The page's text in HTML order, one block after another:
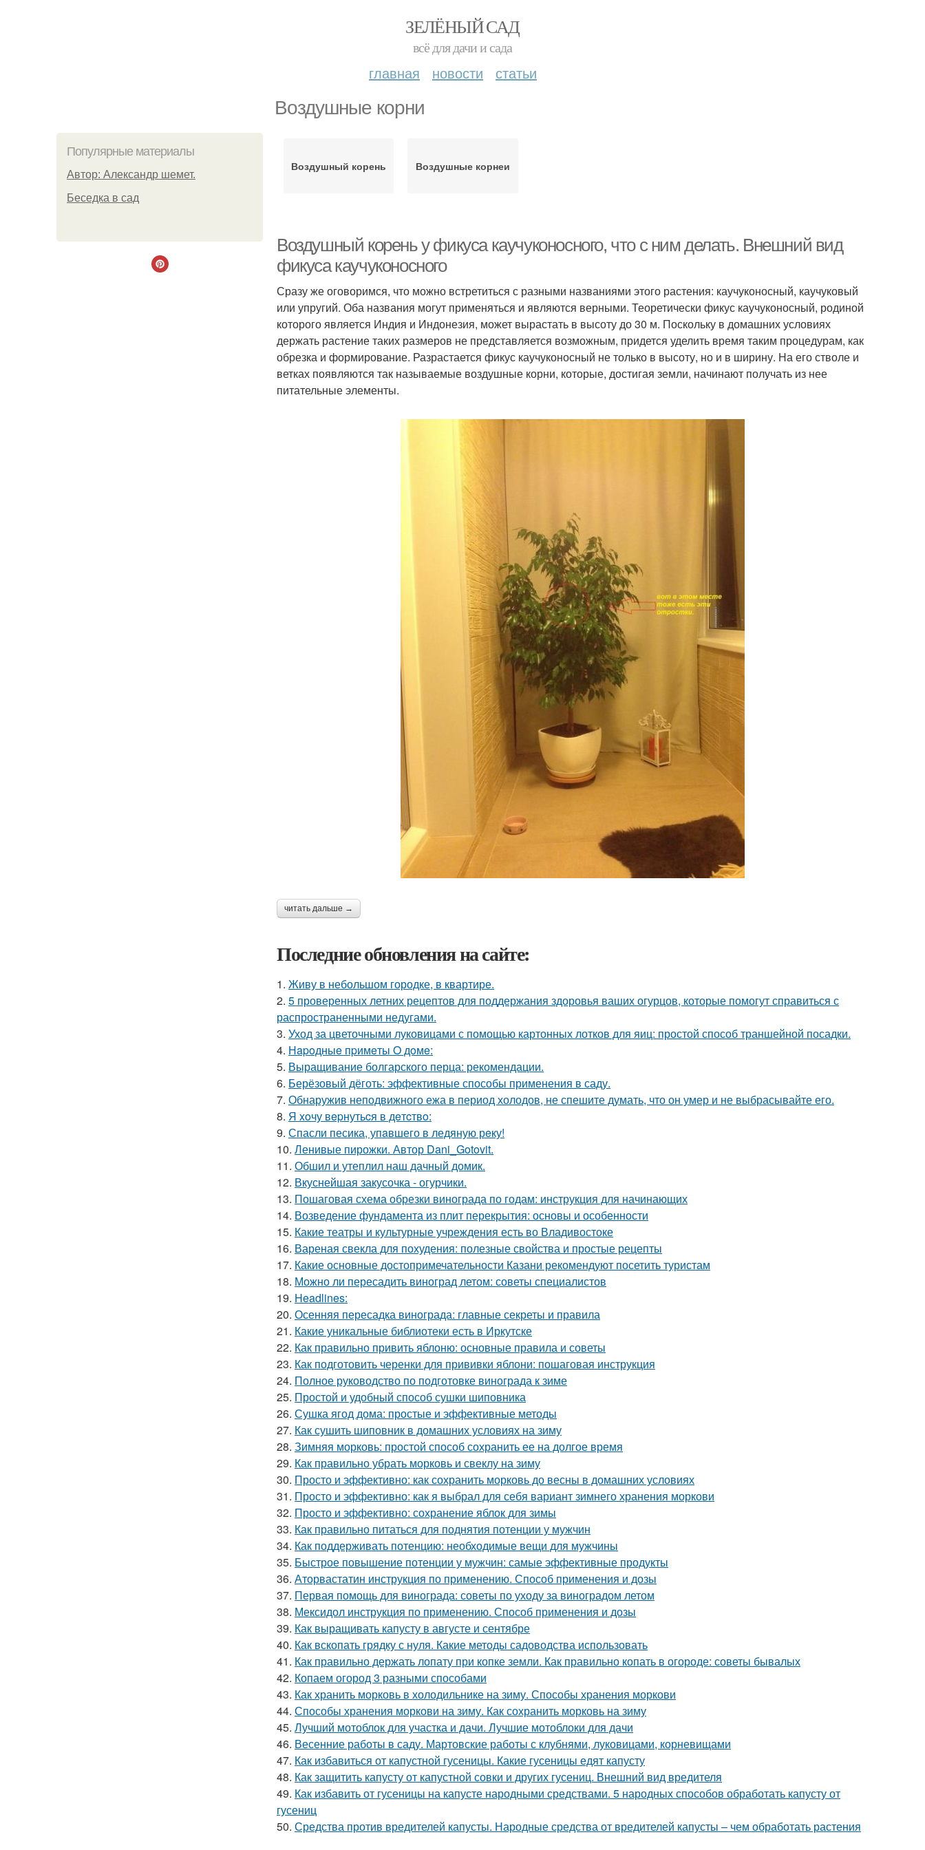
ЗЕЛЁНЫЙ САД
всё для дачи и сада
главная новости статьи
Воздушные корни
Популярные материалы
Автор: Александр шемет.
Беседка в сад
Воздушный корень Воздушные корнеи
Воздушный корень у фикуса каучуконосного, что с ним делать. Внешний вид
фикуса каучуконосного
Сразу же оговоримся, что можно встретиться с разными названиями этого растения: каучуконосный, каучуковый
или упругий. Оба названия могут применяться и являются верными. Теоретически фикус каучуконосный, родиной
которого является Индия и Индонезия, может вырастать в высоту до 30 м. Поскольку в домашних условиях
держать растение таких размеров не представляется возможным, придется уделить время таким процедурам, как
обрезка и формирование. Разрастается фикус каучуконосный не только в высоту, но и в ширину. На его стволе и
ветках появляются так называемые воздушные корни, которые, достигая земли, начинают получать из нее
питательные элементы.
читать дальше →
Последние обновления на сайте:
1. Живу в небольшом городке, в квартире.
2. 5 проверенных летних рецептов для поддержания здоровья ваших огурцов, которые помогут справиться с
распространенными недугами.
3. Уход за цветочными луковицами с помощью картонных лотков для яиц: простой способ траншейной посадки.
4. Нapoдныe пpимeты O дoмe:
5. Выращивание болгарского перца: рекомендации.
6. Берёзовый дёготь: эффективные способы применения в саду.
7. Обнаружив неподвижного ежа в период холодов, не спешите думать, что он умер и не выбрасывайте его.
8. Я xoчу вepнутьcя в дeтcтвo:
9. Спасли песика, упaвшего в ледяную рeку!
10. Ленивые пирожки. Автор Dani_Gotovit.
11. Обшил и утеплил наш дачный домик.
12. Вкуснейшая закусочка - огурчики.
13. Пошаговая схема обрезки винограда по годам: инструкция для начинающих
14. Возведение фундамента из плит перекрытия: основы и особенности
15. Какие театры и культурные учреждения есть во Владивостоке
16. Вареная свекла для похудения: полезные свойства и простые рецепты
17. Какие основные достопримечательности Казани рекомендуют посетить туристам
18. Можно ли пересадить виноград летом: советы специалистов
19. Headlines:
20. Осенняя пересадка винограда: главные секреты и правила
21. Какие уникальные библиотеки есть в Иркутске
22. Как правильно привить яблоню: основные правила и советы
23. Как подготовить черенки для прививки яблони: пошаговая инструкция
24. Полное руководство по подготовке винограда к зиме
25. Простой и удобный способ сушки шиповника
26. Сушка ягод дома: простые и эффективные методы
27. Как сушить шиповник в домашних условиях на зиму
28. Зимняя морковь: простой способ сохранить ее на долгое время
29. Как правильно убрать морковь и свеклу на зиму
30. Просто и эффективно: как сохранить морковь до весны в домашних условиях
31. Просто и эффективно: как я выбрал для себя вариант зимнего хранения моркови
32. Просто и эффективно: сохранение яблок для зимы
33. Как правильно питаться для поднятия потенции у мужчин
34. Как поддерживать потенцию: необходимые вещи для мужчины
35. Быстрое повышение потенции у мужчин: самые эффективные продукты
36. Аторвастатин инструкция по применению. Способ применения и дозы
37. Первая помощь для винограда: советы по уходу за виноградом летом
38. Мексидол инструкция по применению. Способ применения и дозы
39. Как выращивать капусту в августе и сентябре
40. Как вскопать грядку с нуля. Какие методы садоводства использовать
41. Как правильно держать лопату при копке земли. Как правильно копать в огороде: советы бывалых
42. Копаем огород 3 разными способами
43. Как хранить морковь в холодильнике на зиму. Способы хранения моркови
44. Способы хранения моркови на зиму. Как сохранить морковь на зиму
45. Лучший мотоблок для участка и дачи. Лучшие мотоблоки для дачи
46. Весенние работы в саду. Мартовские работы с клубнями, луковицами, корневищами
47. Как избавиться от капустной гусеницы. Какие гусеницы едят капусту
48. Как защитить капусту от капустной совки и других гусениц. Внешний вид вредителя
49. Как избавить от гусеницы на капусте народными средствами. 5 народных способов обработать капусту от
гусениц
50. Средства против вредителей капусты. Народные средства от вредителей капусты – чем обработать растения